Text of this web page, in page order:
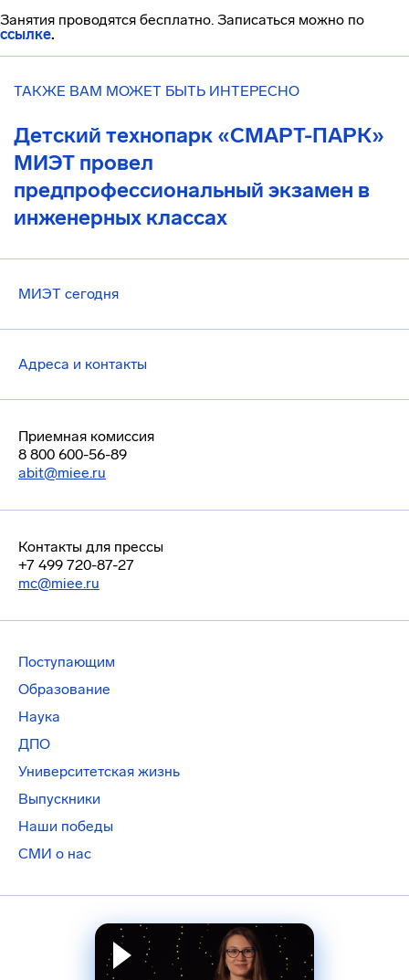
Занятия проводятся бесплатно. Записаться можно по
ссылке.
ТАКЖЕ ВАМ МОЖЕТ БЫТЬ ИНТЕРЕСНО
Детский технопарк «СМАРТ-ПАРК»
МИЭТ провел
предпрофессиональный экзамен в
инженерных классах
МИЭТ сегодня
Адреса и контакты
Приемная комиссия
8 800 600-56-89
abit@miee.ru
Контакты для прессы
+7 499 720-87-27
mc@miee.ru
Поступающим
Образование
Наука
ДПО
Университетская жизнь
Выпускники
Наши победы
СМИ о нас